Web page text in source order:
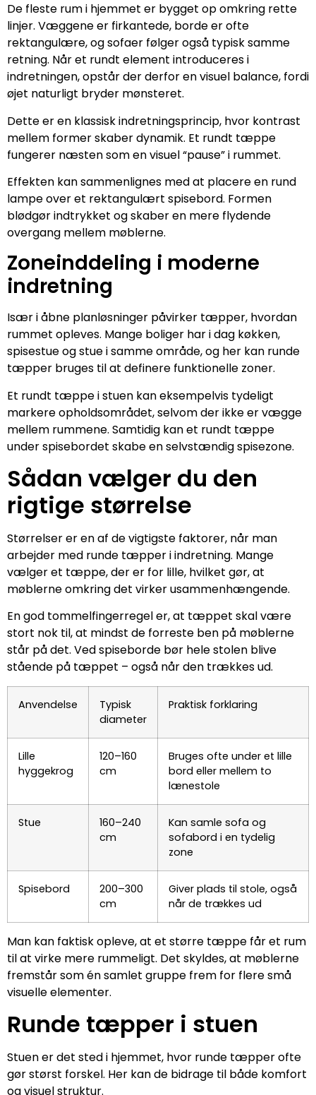
De fleste rum i hjemmet er bygget op omkring rette
linjer. Væggene er firkantede, borde er ofte
rektangulære, og sofaer følger også typisk samme
retning. Når et rundt element introduceres i
indretningen, opstår der derfor en visuel balance, fordi
øjet naturligt bryder mønsteret.
Dette er en klassisk indretningsprincip, hvor kontrast
mellem former skaber dynamik. Et rundt tæppe
fungerer næsten som en visuel “pause” i rummet.
Effekten kan sammenlignes med at placere en rund
lampe over et rektangulært spisebord. Formen
blødgør indtrykket og skaber en mere flydende
overgang mellem møblerne.
Zoneinddeling i moderne
indretning
Især i åbne planløsninger påvirker tæpper, hvordan
rummet opleves. Mange boliger har i dag køkken,
spisestue og stue i samme område, og her kan runde
tæpper bruges til at definere funktionelle zoner.
Et rundt tæppe i stuen kan eksempelvis tydeligt
markere opholdsområdet, selvom der ikke er vægge
mellem rummene. Samtidig kan et rundt tæppe
under spisebordet skabe en selvstændig spisezone.
Sådan vælger du den
rigtige størrelse
Størrelser er en af de vigtigste faktorer, når man
arbejder med runde tæpper i indretning. Mange
vælger et tæppe, der er for lille, hvilket gør, at
møblerne omkring det virker usammenhængende.
En god tommelfingerregel er, at tæppet skal være
stort nok til, at mindst de forreste ben på møblerne
står på det. Ved spiseborde bør hele stolen blive
stående på tæppet – også når den trækkes ud.
Anvendelse
Typisk
diameter
Praktisk forklaring
Lille
hyggekrog
120–160
cm
Bruges ofte under et lille
bord eller mellem to
lænestole
Stue
160–240
cm
Kan samle sofa og
sofabord i en tydelig
zone
Spisebord
200–300
cm
Giver plads til stole, også
når de trækkes ud
Man kan faktisk opleve, at et større tæppe får et rum
til at virke mere rummeligt. Det skyldes, at møblerne
fremstår som én samlet gruppe frem for flere små
visuelle elementer.
Runde tæpper i stuen
Stuen er det sted i hjemmet, hvor runde tæpper ofte
gør størst forskel. Her kan de bidrage til både komfort
og visuel struktur.